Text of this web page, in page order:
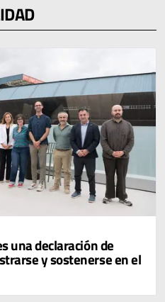
una declaración de
y sostenerse en el